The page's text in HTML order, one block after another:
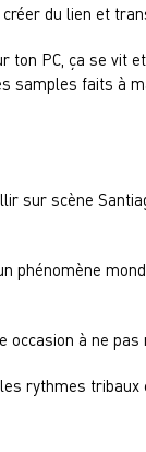
du lien et
PC, ça se vit
samples faits à
sur scène
phénomène
occasion à ne pas
rythmes tribaux